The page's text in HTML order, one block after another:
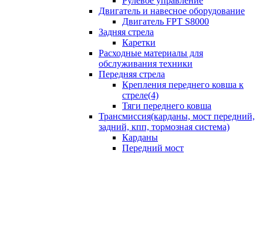
Двигатель и навесное оборудование
Двигатель FPT S8000
Задняя стрела
Каретки
Расходные материалы для
обслуживания техники
Передняя стрела
Крепления переднего ковша к
стреле(4)
Тяги переднего ковша
Трансмиссия(карданы, мост передний,
задний, кпп, тормозная система)
Карданы
Передний мост